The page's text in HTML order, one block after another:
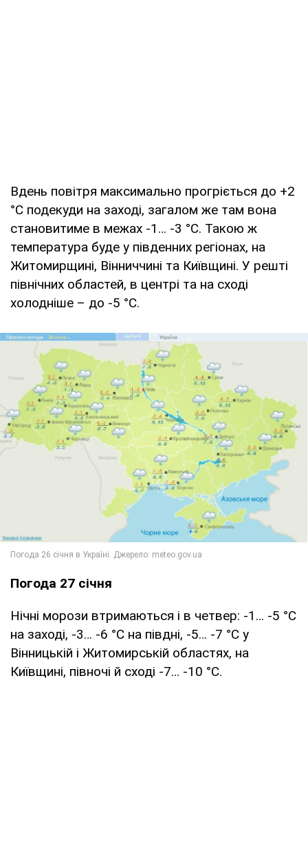
Вдень повітря максимально прогріється до +2
°С подекуди на заході, загалом же там вона
становитиме в межах -1… -3 °С. Такою ж
температура буде у південних регіонах, на
Житомирщині, Вінниччині та Київщині. У решті
північних областей, в центрі та на сході
холодніше – до -5 °С.
Погода 27 січня
Нічні морози втримаються і в четвер: -1… -5 °С
на заході, -3… -6 °С на півдні, -5… -7 °С у
Вінницькій і Житомирській областях, на
Київщині, півночі й сході -7… -10 °С.